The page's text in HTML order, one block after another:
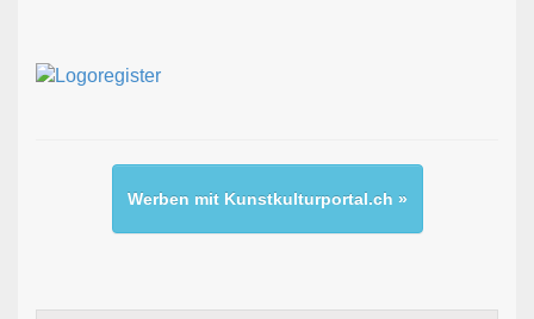
Werben mit Kunstkulturportal.ch »